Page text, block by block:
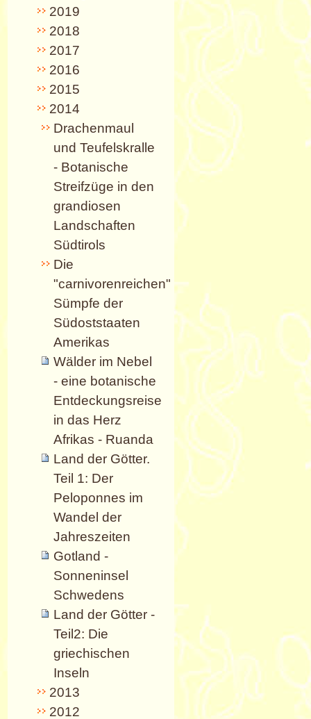
2019
2018
2017
2016
2015
2014
Drachenmaul
und Teufelskralle
- Botanische
Streifzüge in den
grandiosen
Landschaften
Südtirols
Die
"carnivorenreichen"
Sümpfe der
Südoststaaten
Amerikas
Wälder im Nebel
- eine botanische
Entdeckungsreise
in das Herz
Afrikas - Ruanda
Land der Götter.
Teil 1: Der
Peloponnes im
Wandel der
Jahreszeiten
Gotland -
Sonneninsel
Schwedens
Land der Götter -
Teil2: Die
griechischen
Inseln
2013
2012